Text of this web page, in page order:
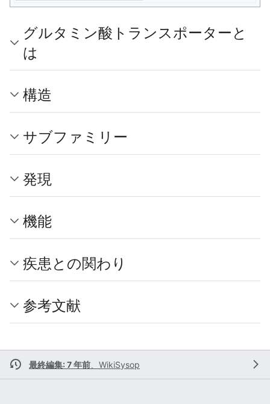
グルタミン酸トランスポーターと
は
構造
サブファミリー
発現
機能
疾患との関わり
参考文献
最終編集: 7 年前 WikiSysop